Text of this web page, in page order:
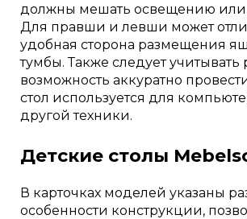
должны мешать освещению
Для правши и левши может
удобная сторона размещения
тумбы. Также следует учитывать
возможность аккуратно
стол используется для
другой техники.
Детские столы
В карточках моделей указаны
особенности конструкции,